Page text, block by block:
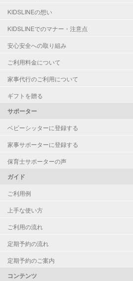
KIDSLINEの想い
KIDSLINEでのマナー・注意点
安心安全への取り組み
ご利用料金について
家事代行のご利用について
ギフトを贈る
サポーター
ベビーシッターに登録する
家事サポーターに登録する
保育士サポーターの声
ガイド
ご利用例
上手な使い方
ご利用の流れ
定期予約の流れ
定期予約のご案内
コンテンツ